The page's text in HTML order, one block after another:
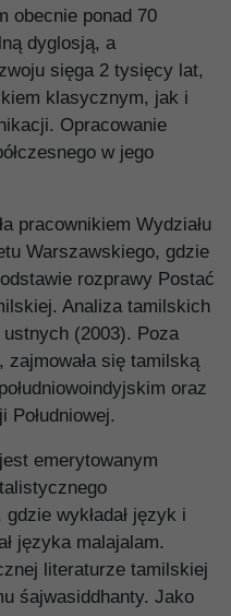
obecnie ponad 70
dyglosją, a
sięga 2 tysięcy lat,
klasycznym, jak i
Opracowanie
w jego
pracownikiem Wydziału
Warszawskiego, gdzie
rozprawy Postać
Analiza tamilskich
(2003). Poza
się tamilską
oraz
Południowej.
emerytowanym
wykładał język i
języka malajalam.
literaturze tamilskiej
śajwasiddhanty. Jako